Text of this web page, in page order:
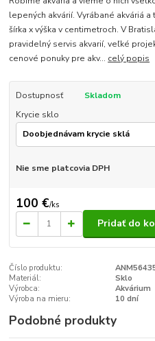
lepených akvárií. Vyrábané akváriá
šírka x výška v centimetroch. V
pravidelný servis akvarií, veľké
cenové ponuky pre akv... celý popis
Dostupnosť
Skladom
Krycie sklo
Nie sme platcovia DPH
100 €/ks
Pridať do
Číslo produktu:
Materiál:
Sklo
Výrobca:
Akvárium
Výroba na mieru:
10 dní
Podobné produkty